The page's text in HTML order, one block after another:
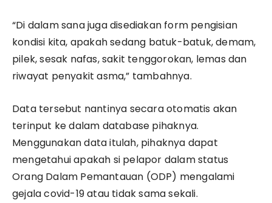
“Di dalam sana juga disediakan form pengisian
kondisi kita, apakah sedang batuk-batuk, demam,
pilek, sesak nafas, sakit tenggorokan, lemas dan
riwayat penyakit asma,” tambahnya.
Data tersebut nantinya secara otomatis akan
terinput ke dalam database pihaknya.
Menggunakan data itulah, pihaknya dapat
mengetahui apakah si pelapor dalam status
Orang Dalam Pemantauan (ODP) mengalami
gejala covid-19 atau tidak sama sekali.